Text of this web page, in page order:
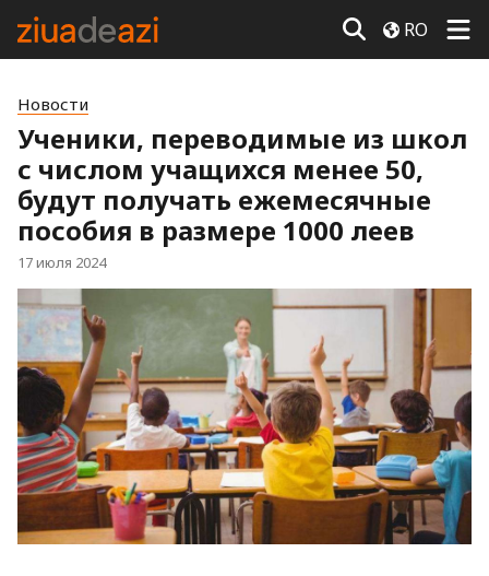
RO
Новости
Ученики, переводимые из школ
с числом учащихся менее 50,
будут получать ежемесячные
пособия в размере 1000 леев
17 июля 2024